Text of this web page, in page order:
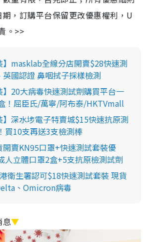
，訂購平台保留更改優惠權利，U
。>>
】masklab全線分店開賣$28快速測
國認證 鼻咽拭子採樣檢測
】20大病毒快速測試劑購買平台一
！屈臣氏/萬寧/阿布泰/HKTVmall
】深水埗電子特賣城$15快速抗原測
買10支再送3支檢測棒
開賣KN95口罩+快速測試套裝優
人立體口罩2盒+5支抗原檢測試劑
衛生署認可$18快速測試套裝 現貨
、Omicron病毒
息▼